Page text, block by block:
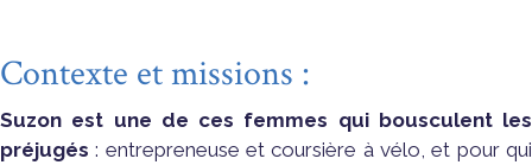
Contexte et missions :
Suzon est une de ces femmes qui bousculent les
préjugés : entrepreneuse et coursière à vélo, et pour qui